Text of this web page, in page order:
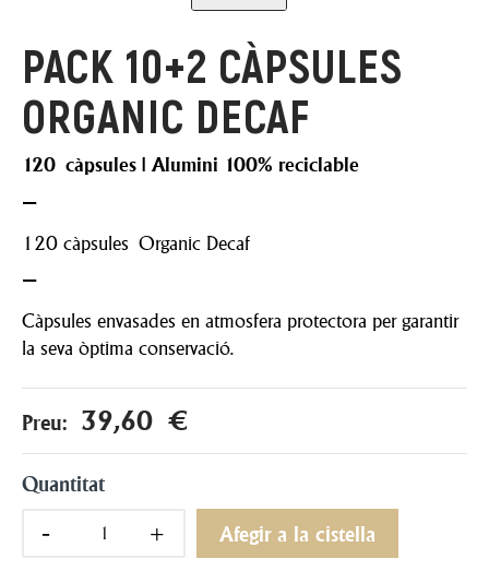
PACK 10+2 CÀPSULES
ORGANIC DECAF
120 càpsules | Alumini 100% reciclable
–
120 càpsules Organic Decaf
–
Càpsules envasades en atmosfera protectora per garantir
la seva òptima conservació.
Preu: 39,60 €
Quantitat
Afegir a la cistella